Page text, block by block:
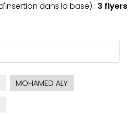
dans la base) : 3 flyers
MOHAMED ALY